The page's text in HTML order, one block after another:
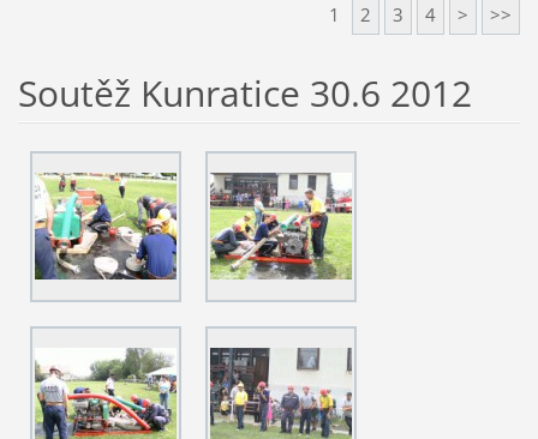
1 2 3 4 > >>
Soutěž Kunratice 30.6 2012